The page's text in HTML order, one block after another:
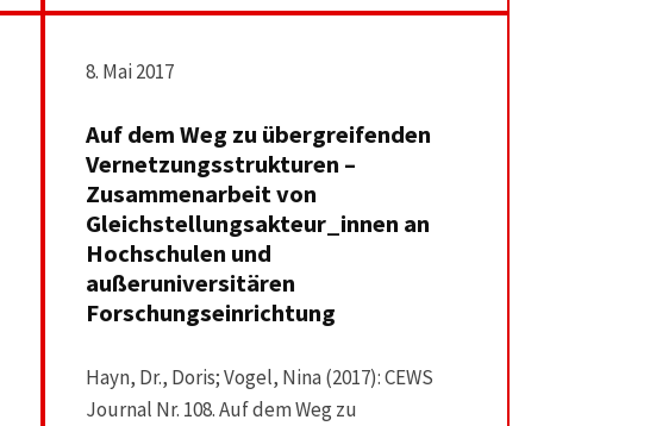
8. Mai 2017
Auf dem Weg zu übergreifenden
Vernetzungsstrukturen –
Zusammenarbeit von
Gleichstellungsakteur_innen an
Hochschulen und
außeruniversitären
Forschungseinrichtung
Hayn, Dr., Doris; Vogel, Nina (2017): CEWS
Journal Nr. 108. Auf dem Weg zu